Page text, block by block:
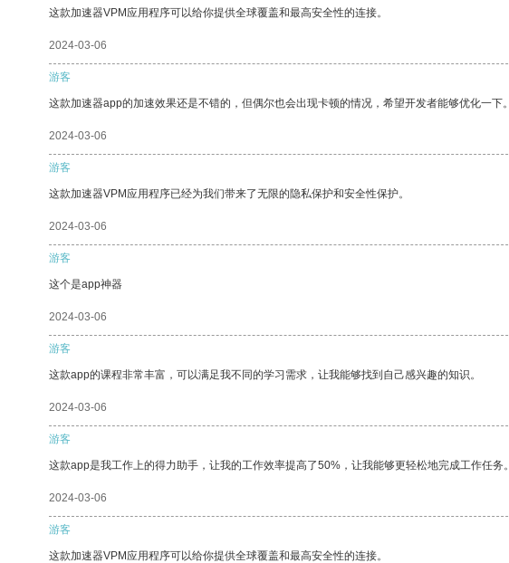
这款加速器VPM应用程序可以给你提供全球覆盖和最高安全性的连接。
2024-03-06
游客
这款加速器app的加速效果还是不错的，但偶尔也会出现卡顿的情况，希望开发者能够优化一下。
2024-03-06
游客
这款加速器VPM应用程序已经为我们带来了无限的隐私保护和安全性保护。
2024-03-06
游客
这个是app神器
2024-03-06
游客
这款app的课程非常丰富，可以满足我不同的学习需求，让我能够找到自己感兴趣的知识。
2024-03-06
游客
这款app是我工作上的得力助手，让我的工作效率提高了50%，让我能够更轻松地完成工作任务。
2024-03-06
游客
这款加速器VPM应用程序可以给你提供全球覆盖和最高安全性的连接。